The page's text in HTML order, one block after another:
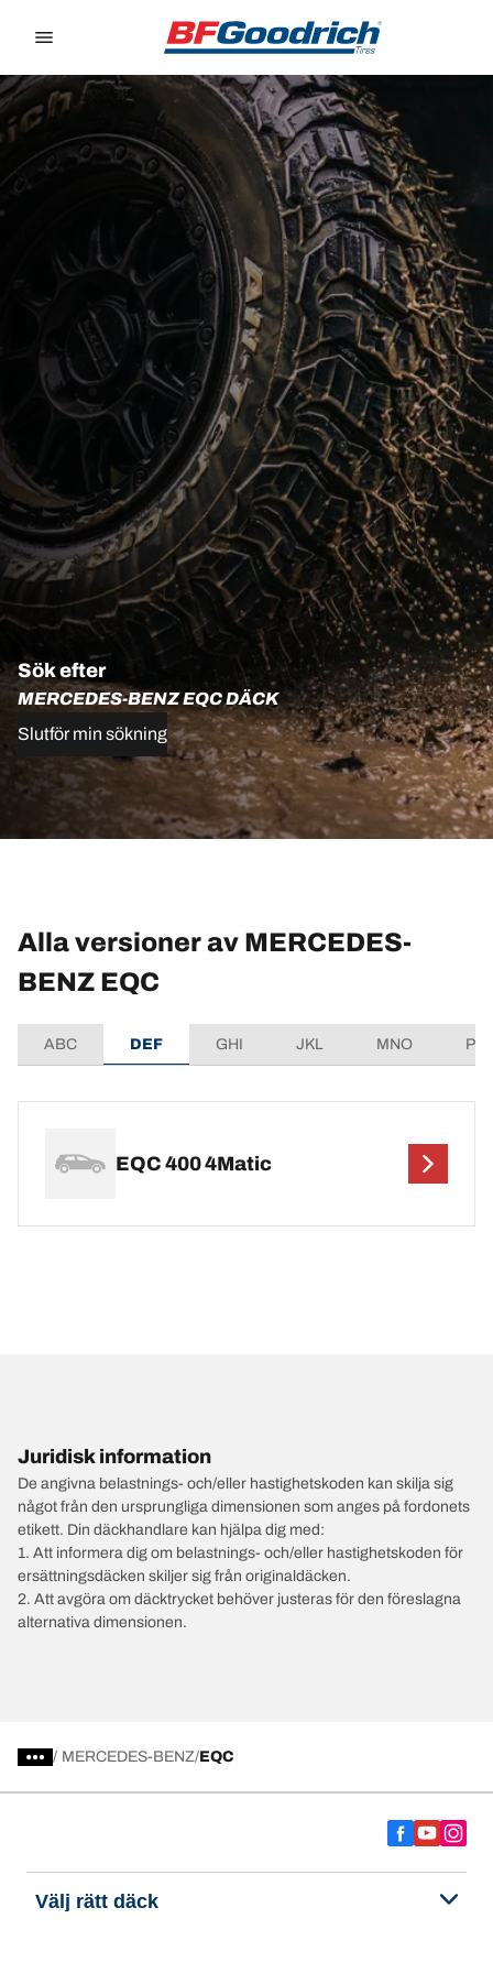
Sök efter
MERCEDES-BENZ EQC DÄCK
Slutför min sökning
Alla versioner av MERCEDES-
BENZ EQC
ABC DEF GHI JKL MNO
EQC 400 4Matic
Juridisk information
De angivna belastnings- och/eller hastighetskoden kan skilja sig
något från den ursprungliga dimensionen som anges på fordonets
etikett. Din däckhandlare kan hjälpa dig med:
1. Att informera dig om belastnings- och/eller hastighetskoden för
ersättningsdäcken skiljer sig från originaldäcken.
2. Att avgöra om däcktrycket behöver justeras för den föreslagna
alternativa dimensionen.
/ MERCEDES-BENZ EQC
Välj rätt däck